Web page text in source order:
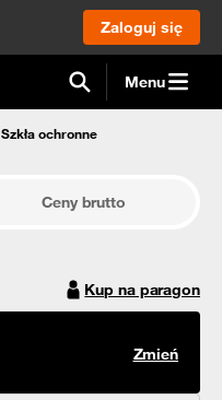
Zaloguj się
Menu
Szkła ochronne
Ceny brutto
Kup na paragon
Zmień